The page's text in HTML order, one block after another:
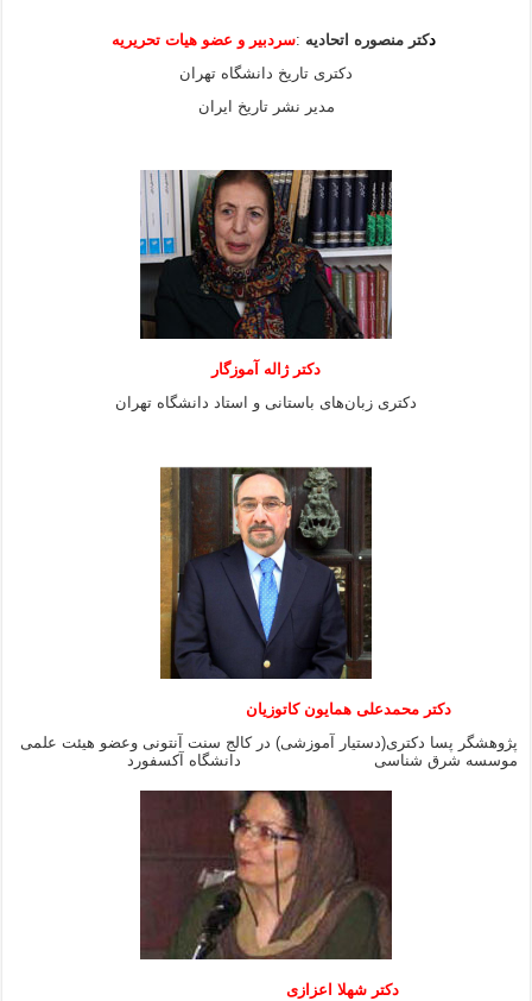
دکتر منصوره اتحادیه :سردبیر و عضو هیاتتحریریه
دکتری تاریخ دانشگاه تهران
مدیر نشر تاریخ ایران
دکتر ژاله آموزگار
دکتری زبان‌های باستانی و استاد دانشگاه تهران
دکتر محمدعلی همایون کاتوزیان
پژوهشگر پسا دکتری(دستیار آموزشی) در کالج سنت آنتونی وعضو هیئت علمی
موسسه شرق شناسی دانشگاه آکسفورد
دكتر شهلا اعزازى